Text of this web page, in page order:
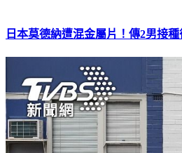
日本莫德納遭混金屬片！傳2男接